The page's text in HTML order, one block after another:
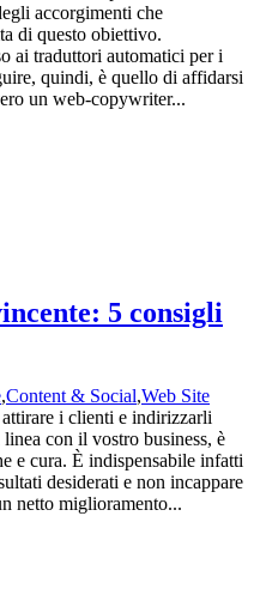
accorgimenti che
di questo obiettivo.
ai traduttori automatici per i
quindi, è quello di affidarsi
un web-copywriter...
5 consigli
,Content & Social,Web Site
i clienti e indirizzarli
con il vostro business, è
e cura. È indispensabile infatti
desiderati e non incappare
netto miglioramento...